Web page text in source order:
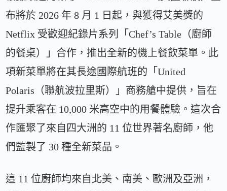
布將於 2026 年 8 月 1 日起，與獲得艾美獎的
Netflix 受歡迎紀錄片系列「Chef’s Table（廚師
的餐桌）」合作，推出全新的機上餐飲菜單。此
項新菜單將在其長途國際航班的「United
Polaris（聯航波拉里斯）」商務艙中提供，旨在
提升乘客在 10,000 米高空中的用餐體驗。這次合
作匯聚了來自四大洲的 11 位世界著名廚師，他
們監製了 30 種全新菜品。
這 11 位廚師均來自北美、南美、歐洲及亞洲，